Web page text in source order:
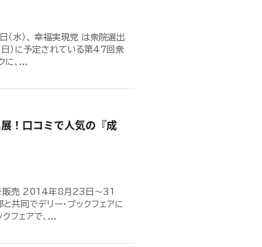
水）、 幸福実現党 は衆院選出
）に予定されている第47回衆
に、...
！口コミで人気の『成
販売 2014年8月23日〜31
共同でデリー・ブックフェアに
フェアで、...